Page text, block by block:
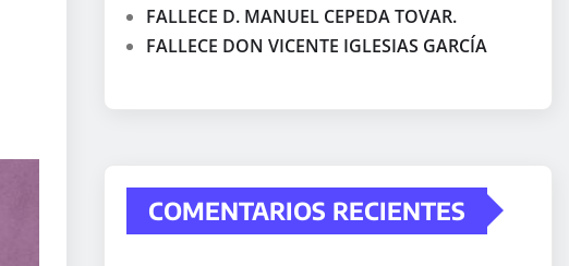
FALLECE D. MANUEL CEPEDA TOVAR.
FALLECE DON VICENTE IGLESIAS GARCÍA
COMENTARIOS RECIENTES